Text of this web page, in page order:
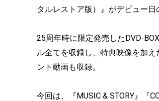
タルレストア版）』がデビュー日
25周年時に限定発売したDVD-
ル全てを収録し、特典映像を加
ント動画も収録。
今回は、『MUSIC & STORY』『